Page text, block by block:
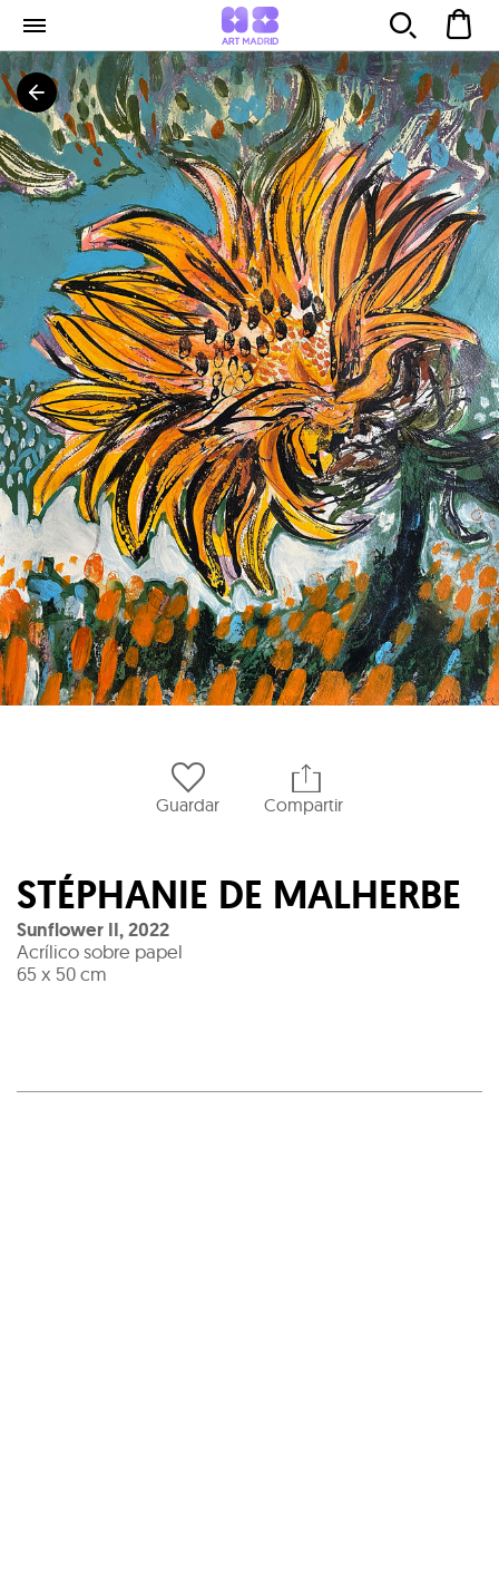
Guardar Compartir
STÉPHANIE DE MALHERBE
Sunflower II,2022
Acrílico sobre papel
65 x 50 cm